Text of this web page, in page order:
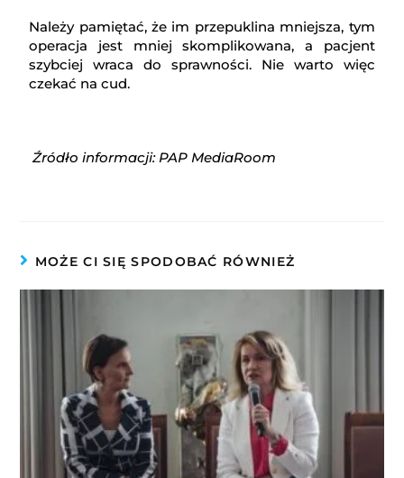
Należy pamiętać, że im przepuklina mniejsza, tym
operacja jest mniej skomplikowana, a pacjent
szybciej wraca do sprawności. Nie warto więc
czekać na cud.
Źródło informacji: PAP MediaRoom
MOŻE CI SIĘ SPODOBAĆ RÓWNIEŻ